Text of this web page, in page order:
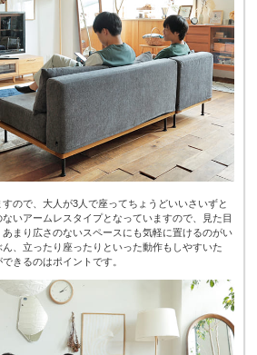
ので、大人が3人で座ってちょうどいいさいずと
いアームレスタイプとなっていますので、見た目
まり広さのないスペースにも気軽に置けるのがい
、立ったり座ったりといった動作もしやすいた
きるのはポイントです。